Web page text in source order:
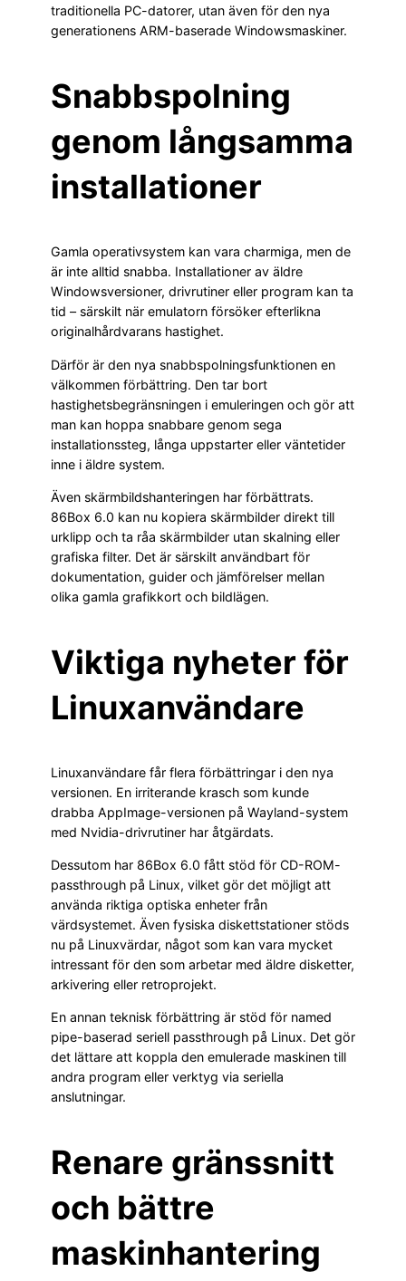
traditionella PC-datorer, utan även för den nya
generationens ARM-baserade Windowsmaskiner.
Snabbspolning
genom långsamma
installationer
Gamla operativsystem kan vara charmiga, men de
är inte alltid snabba. Installationer av äldre
Windowsversioner, drivrutiner eller program kan ta
tid – särskilt när emulatorn försöker efterlikna
originalhårdvarans hastighet.
Därför är den nya snabbspolningsfunktionen en
välkommen förbättring. Den tar bort
hastighetsbegränsningen i emuleringen och gör att
man kan hoppa snabbare genom sega
installationssteg, långa uppstarter eller väntetider
inne i äldre system.
Även skärmbildshanteringen har förbättrats.
86Box 6.0 kan nu kopiera skärmbilder direkt till
urklipp och ta råa skärmbilder utan skalning eller
grafiska filter. Det är särskilt användbart för
dokumentation, guider och jämförelser mellan
olika gamla grafikkort och bildlägen.
Viktiga nyheter för
Linuxanvändare
Linuxanvändare får flera förbättringar i den nya
versionen. En irriterande krasch som kunde
drabba AppImage-versionen på Wayland-system
med Nvidia-drivrutiner har åtgärdats.
Dessutom har 86Box 6.0 fått stöd för CD-ROM-
passthrough på Linux, vilket gör det möjligt att
använda riktiga optiska enheter från
värdsystemet. Även fysiska diskettstationer stöds
nu på Linuxvärdar, något som kan vara mycket
intressant för den som arbetar med äldre disketter,
arkivering eller retroprojekt.
En annan teknisk förbättring är stöd för named
pipe-baserad seriell passthrough på Linux. Det gör
det lättare att koppla den emulerade maskinen till
andra program eller verktyg via seriella
anslutningar.
Renare gränssnitt
och bättre
maskinhantering